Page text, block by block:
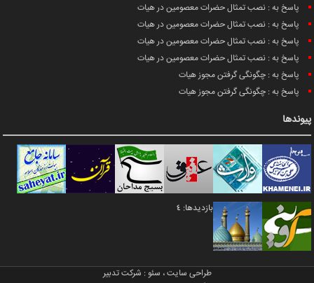
پاسخ به : نصب تمثال حضرات معصومین در هیات
پاسخ به : نصب تمثال حضرات معصومین در هیات
پاسخ به : نصب تمثال حضرات معصومین در هیات
پاسخ به : نصب تمثال حضرات معصومین در هیات
پاسخ به : چگونگی گرفتن مجوز هیات
پاسخ به : چگونگی گرفتن مجوز هیات
پیوندها
بازدیدها: 4
طراحی سایت، سئو : شرکت تدبیر